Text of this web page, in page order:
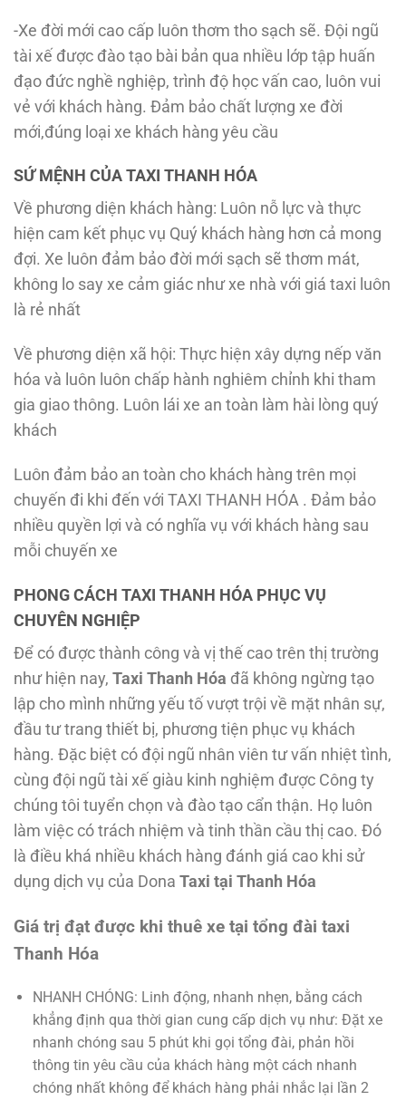
-Xe đời mới cao cấp luôn thơm tho sạch sẽ. Đội ngũ
tài xế được đào tạo bài bản qua nhiều lớp tập huấn
đạo đức nghề nghiệp, trình độ học vấn cao, luôn vui
vẻ với khách hàng. Đảm bảo chất lượng xe đời
mới,đúng loại xe khách hàng yêu cầu
SỨ MỆNH CỦA TAXI THANH HÓA
Về phương diện khách hàng: Luôn nỗ lực và thực
hiện cam kết phục vụ Quý khách hàng hơn cả mong
đợi. Xe luôn đảm bảo đời mới sạch sẽ thơm mát,
không lo say xe cảm giác như xe nhà với giá taxi luôn
là rẻ nhất
Về phương diện xã hội: Thực hiện xây dựng nếp văn
hóa và luôn luôn chấp hành nghiêm chỉnh khi tham
gia giao thông. Luôn lái xe an toàn làm hài lòng quý
khách
Luôn đảm bảo an toàn cho khách hàng trên mọi
chuyến đi khi đến với TAXI THANH HÓA . Đảm bảo
nhiều quyền lợi và có nghĩa vụ với khách hàng sau
mỗi chuyến xe
PHONG CÁCH TAXI THANH HÓA PHỤC VỤ
CHUYÊN NGHIỆP
Để có được thành công và vị thế cao trên thị trường
như hiện nay, Taxi Thanh Hóa đã không ngừng tạo
lập cho mình những yếu tố vượt trội về mặt nhân sự,
đầu tư trang thiết bị, phương tiện phục vụ khách
hàng. Đặc biệt có đội ngũ nhân viên tư vấn nhiệt tình,
cùng đội ngũ tài xế giàu kinh nghiệm được Công ty
chúng tôi tuyển chọn và đào tạo cẩn thận. Họ luôn
làm việc có trách nhiệm và tinh thần cầu thị cao. Đó
là điều khá nhiều khách hàng đánh giá cao khi sử
dụng dịch vụ của Dona Taxi tại Thanh Hóa
Giá trị đạt được khi thuê xe tại tổng đài taxi
Thanh Hóa
NHANH CHÓNG: Linh động, nhanh nhẹn, bằng cách
khẳng định qua thời gian cung cấp dịch vụ như: Đặt xe
nhanh chóng sau 5 phút khi gọi tổng đài, phản hồi
thông tin yêu cầu của khách hàng một cách nhanh
chóng nhất không để khách hàng phải nhắc lại lần 2